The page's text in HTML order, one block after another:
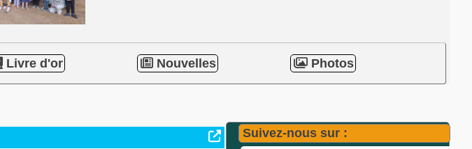
Livre d'or Nouvelles Photos
Suivez-nous sur :